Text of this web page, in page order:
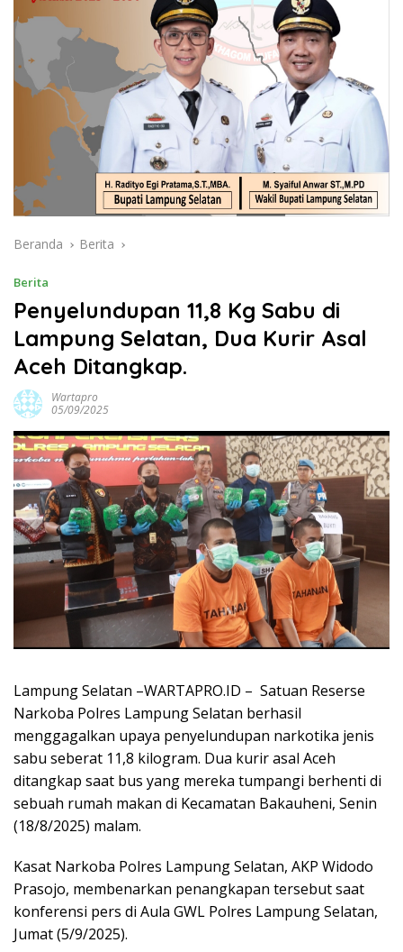
Beranda Berita
Berita
Penyelundupan 11,8 Kg Sabu di
Lampung Selatan, Dua Kurir Asal
Aceh Ditangkap.
Wartapro
05/09/2025
Lampung Selatan –WARTAPRO.ID – Satuan Reserse
Narkoba Polres Lampung Selatan berhasil
menggagalkan upaya penyelundupan narkotika jenis
sabu seberat 11,8 kilogram. Dua kurir asal Aceh
ditangkap saat bus yang mereka tumpangi berhenti di
sebuah rumah makan di Kecamatan Bakauheni, Senin
(18/8/2025) malam.
Kasat Narkoba Polres Lampung Selatan, AKP Widodo
Prasojo, membenarkan penangkapan tersebut saat
konferensi pers di Aula GWL Polres Lampung Selatan,
Jumat (5/9/2025).